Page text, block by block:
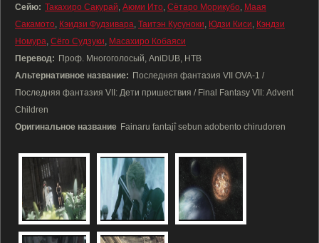
Сейю: Такахиро Сакурай, Аюми Ито, Сётаро Морикубо, Маая
Сакамото, Кэидзи Фудзивара, Таитэн Кусуноки, Юдзи Киси, Кэндзи
Номура, Сёго Судзуки, Масахиро Кобаяси
Перевод: Проф. Многоголосый, AniDUB, НТВ
Альтернативное название: Последняя фантазия VII OVA-1 /
Последняя фантазия VII: Дети пришествия / Final Fantasy VII: Advent
Children
Оригинальное название Fainaru fantajî sebun adobento chirudoren